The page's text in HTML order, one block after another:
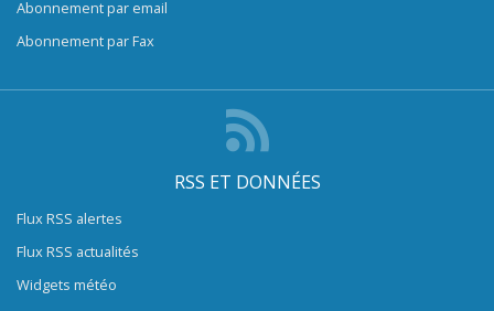
Abonnement par email
Abonnement par Fax
RSS ET DONNÉES
Flux RSS alertes
Flux RSS actualités
Widgets météo